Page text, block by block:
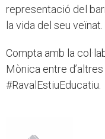
representació del
la vida del seu veïnat.
Compta amb la
Mònica entre
#RavalEstiuEducatiu.